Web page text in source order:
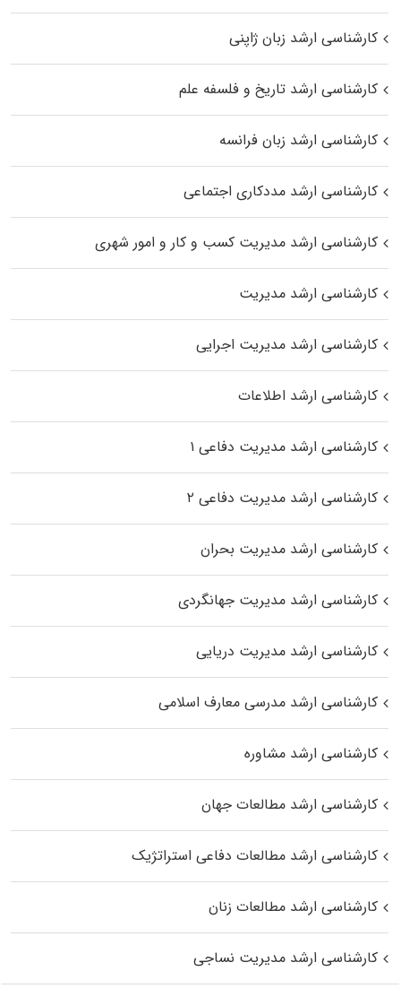
کارشناسی ارشد زبان ژاپنی
کارشناسی ارشد تاریخ و فلسفه علم
کارشناسی ارشد زبان فرانسه
کارشناسی ارشد مددکاری اجتماعی
کارشناسی ارشد مدیریت کسب و کار و امور شهری
کارشناسی ارشد مدیریت
کارشناسی ارشد مدیریت اجرایی
کارشناسی ارشد اطلاعات
کارشناسی ارشد مدیریت دفاعی ۱
کارشناسی ارشد مدیریت دفاعی ۲
کارشناسی ارشد مدیریت بحران
کارشناسی ارشد مدیریت جهانگردی
کارشناسی ارشد مدیریت دریایی
کارشناسی ارشد مدرسی معارف اسلامی
کارشناسی ارشد مشاوره
کارشناسی ارشد مطالعات جهان
کارشناسی ارشد مطالعات دفاعی استراتژیک
کارشناسی ارشد مطالعات زنان
کارشناسی ارشد مدیریت نساجی